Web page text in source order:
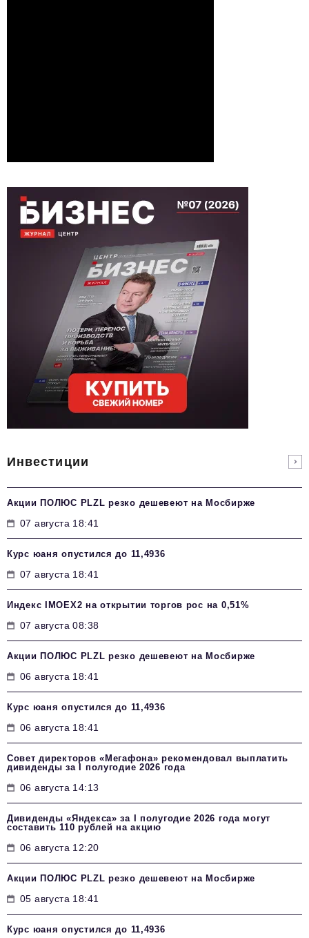
Инвестиции
Акции ПОЛЮС PLZL резко дешевеют на Мосбирже
07 августа 18:41
Курс юаня опустился до 11,4936
07 августа 18:41
Индекс IMOEX2 на открытии торгов рос на 0,51%
07 августа 08:38
Акции ПОЛЮС PLZL резко дешевеют на Мосбирже
06 августа 18:41
Курс юаня опустился до 11,4936
06 августа 18:41
Совет директоров «Мегафона» рекомендовал выплатить
дивиденды за I полугодие 2026 года
06 августа 14:13
Дивиденды «Яндекса» за I полугодие 2026 года могут
составить 110 рублей на акцию
06 августа 12:20
Акции ПОЛЮС PLZL резко дешевеют на Мосбирже
05 августа 18:41
Курс юаня опустился до 11,4936